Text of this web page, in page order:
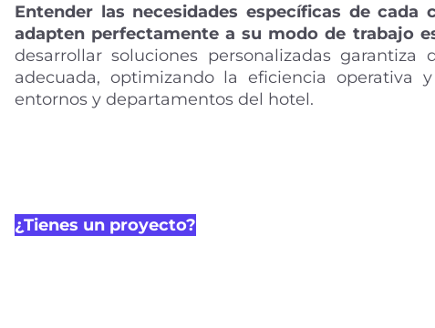
Entender las necesidades específicas de
adapten perfectamente a su modo de trabajo
desarrollar soluciones personalizadas
adecuada, optimizando la eficiencia operativa
entornos y departamentos del hotel.
¿Tienes un proyecto?